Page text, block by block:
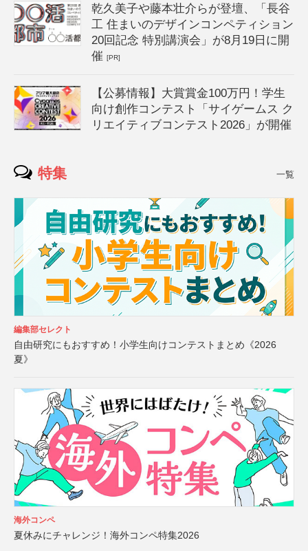
乾久美子や藤本壮介らが登壇、「長谷
工 住まいのデザインコンペティション
20回記念 特別講演会」が8月19日に開
催[PR]
【公募情報】大賞賞金100万円！学生
向け創作コンテスト「サイゲームス ク
リエイティブコンテスト2026」が開催
特集 一覧
編集部セレクト
自由研究にもおすすめ！小学生向けコンテストまとめ《2026
夏》
海外コンペ
夏休みにチャレンジ！海外コンペ特集2026